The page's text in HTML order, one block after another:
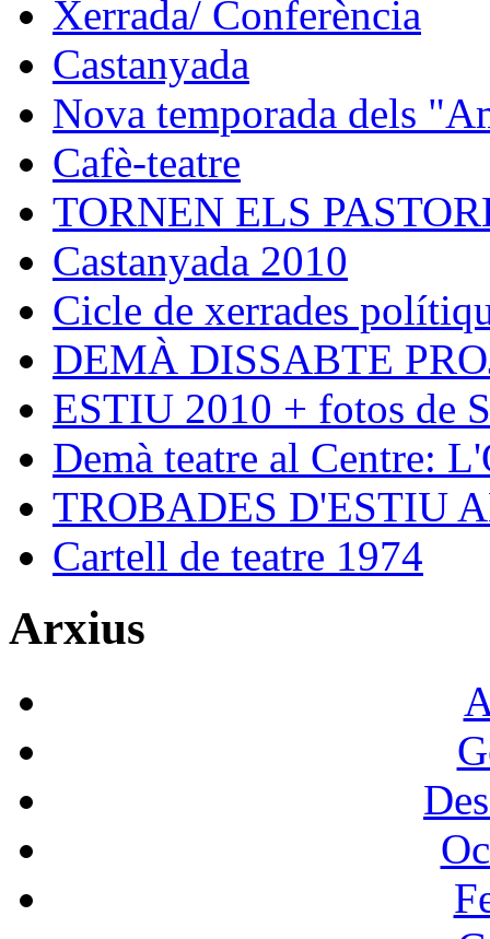
Xerrada/ Conferència
Castanyada
Nova temporada dels
Cafè-teatre
TORNEN ELS
Castanyada 2010
Cicle de xerrades
DEMÀ DISSABTE
ESTIU 2010 + fotos de
Demà teatre al Centre:
TROBADES D'ESTIU
Cartell de teatre 1974
Arxius